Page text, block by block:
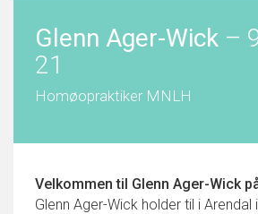
Glenn Ager-Wick –
21
Homøopraktiker MNLH
Velkommen til Glenn Ager-Wick
Glenn Ager-Wick holder til i Arendal